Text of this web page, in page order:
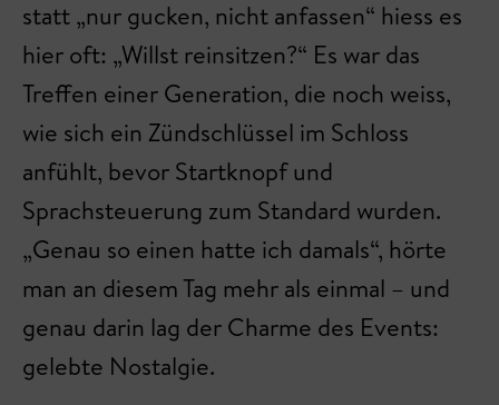
statt „nur gucken, nicht anfassen“ hiess es
hier oft: „Willst reinsitzen?“ Es war das
Treffen einer Generation, die noch weiss,
wie sich ein Zündschlüssel im Schloss
anfühlt, bevor Startknopf und
Sprachsteuerung zum Standard wurden.
„Genau so einen hatte ich damals“, hörte
man an diesem Tag mehr als einmal – und
genau darin lag der Charme des Events:
gelebte Nostalgie.